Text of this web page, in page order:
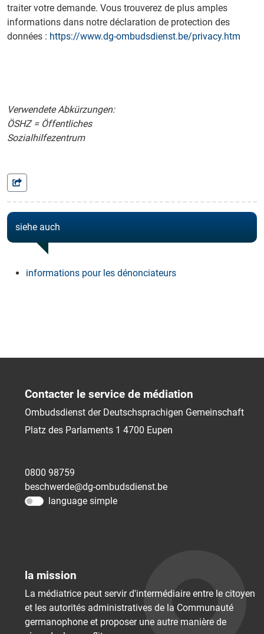
traiter votre demande. Vous trouverez de plus amples
informations dans notre déclaration de protection des
données : https://www.dg-ombudsdienst.be/privacy.htm
Verwendete Abkürzungen:
ÖSHZ = Öffentliches
Sozialhilfezentrum
siehe auch
informations pour les dénonciateurs
Contacter le service de médiation
Ombudsdienst der Deutschsprachigen Gemeinschaft
Platz des Parlaments 1 4700 Eupen
0800 98759
beschwerde@dg-ombudsdienst.be
language simple
la mission
La médiatrice peut servir d'intermédiaire entre le citoyen
et les autorités administratives de la Communauté
germanophone et proposer une autre manière de